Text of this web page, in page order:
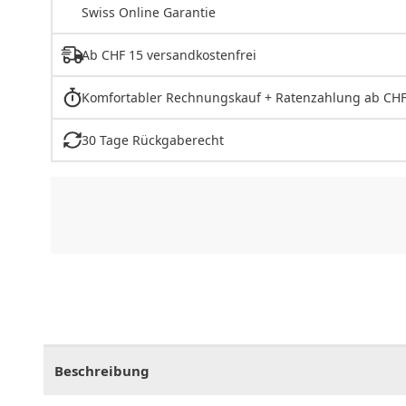
Swiss Online Garantie
Ab CHF 15 versandkostenfrei
Komfortabler Rechnungskauf + Ratenzahlung ab
30 Tage Rückgaberecht
Beschreibung